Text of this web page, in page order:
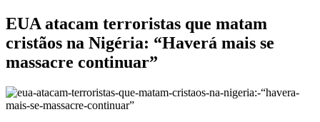
EUA atacam terroristas que matam
cristãos na Nigéria: “Haverá mais se
massacre continuar”